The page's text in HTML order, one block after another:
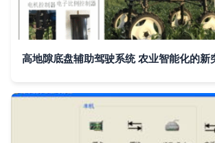
高地隙底盘辅助驾驶系统 农业智能化的新